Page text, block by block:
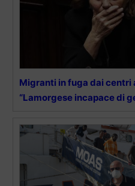
Migranti in fuga dai centri
“Lamorgese incapace di